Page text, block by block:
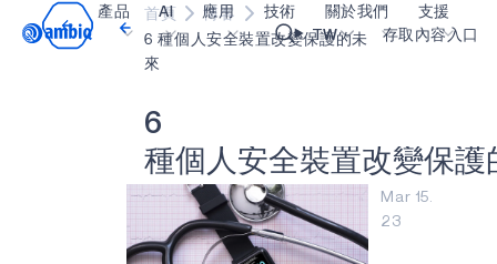
產品 AI 應用
工業邊緣
智能遙控器
智慧家庭和建築
技術
graphiqSPOT
neuralSPOT
secureSPOT
關於我們
職業
讓我們共同建設未來
活動
支援
詞彙表
線上支援
TW 存取內容入口
首頁
博客
6 種個人安全裝置改變保護的未
來
6
種個 人 安全裝置改變保護
Mar 15.
23
Video title